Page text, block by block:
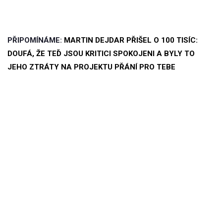
PŘIPOMÍNÁME: MARTIN DEJDAR PŘIŠEL O 100 TISÍC:
DOUFÁ, ŽE TEĎ JSOU KRITICI SPOKOJENI A BYLY TO
JEHO ZTRÁTY NA PROJEKTU PŘÁNÍ PRO TEBE